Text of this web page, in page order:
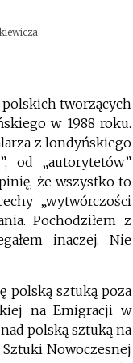
tworzących
w 1988 roku.
z londyńskiego
od „autorytetów”
że wszystko to
„wytwórczości
Pochodziłem z
inaczej. Nie
polską sztuką poza
na Emigracji w
polską sztuką na
Nowoczesnej